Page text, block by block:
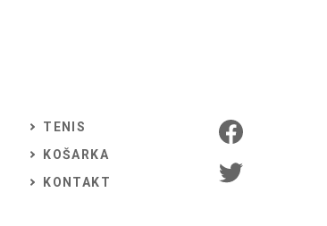
TENIS
KOŠARKA
KONTAKT